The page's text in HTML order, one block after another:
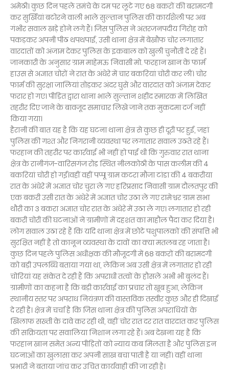
अमेठी। कुछ दिन पहले तमंचे के दम पर लूटे गए 68 बकरों की बरामदगी
कर सुर्खियां बटोरने वाली भाले सुल्तान पुलिस की कार्यशैली पर अब
गंभीर सवाल खड़े होने लगे हैं। जिस पुलिस ने अंतरजनपदीय गिरोह को
पकड़कर अपनी पीठ थपथपाई, उसी थाना क्षेत्र में बेखौफ चोर लगातार
वारदातों को अंजाम देकर पुलिस के इकबाल को खुली चुनौती दे रहे हैं।
जानकारी के अनुसार ग्राम माहेमऊ निवासी मो. फरहान खान के फार्म
हाउस से अज्ञात चोरों ने रात के अंधेरे में चार बकरियां चोरी कर लीं। चोर
फार्म की सुरक्षा जालियां तोड़कर अंदर घुसे और वारदात को अंजाम देकर
फरार हो गए। पीड़ित द्वारा थाना भाले सुल्तान शहीद स्मारक में लिखित
तहरीर दिए जाने के बावजूद समाचार लिखे जाने तक मुकदमा दर्ज नहीं
किया गया।
हैरानी की बात यह है कि यह घटना थाना क्षेत्र से कुछ ही दूरी पर हुई, जहां
पुलिस की गश्त और निगरानी व्यवस्था पर लगातार सवाल उठते रहे हैं।
फरहान की तहरीर पर कार्रवाई भी नहीं हो पाई थी कि गुरुवार रात थाना
क्षेत्र के रानीगंज-वारिसगंज रोड स्थित नीलकोठी के पास कलीम की 4
बकरियां चोरी हो गईं।वहीं वहीं पप्पू ग्राम कटरा मौजा टांडा की 4 बकरीया
रात के अंधेरे में अज्ञात चोर चुरा ले गए हरिप्रसाद निवासी ग्राम दौलतपुर की
एक बकरी उसी रात के अंधेरे में अज्ञात चोर उठा ले गए रामेश्वर ग्राम सभा
थौरी का 3 बकरा अज्ञात चोर रात के अंधेरे में उठा ले गए। लगातार हो रही
बकरी चोरी की घटनाओं ने ग्रामीणों में दहशत का माहौल पैदा कर दिया है।
लोग सवाल उठा रहे हैं कि यदि थाना क्षेत्र में छोटे पशुपालकों की संपत्ति भी
सुरक्षित नहीं है तो कानून व्यवस्था के दावों का क्या मतलब रह जाता है।
कुछ दिन पहले पुलिस अधीक्षक की मौजूदगी में 68 बकरों की बरामदगी
को बड़ी उपलब्धि बताया गया था, लेकिन अब उसी क्षेत्र में लगातार हो रही
चोरियां यह संकेत दे रही हैं कि अपराधी तत्वों के हौसले अभी भी बुलंद हैं।
ग्रामीणों का कहना है कि बड़ी कार्रवाई का प्रचार तो खूब हुआ, लेकिन
स्थानीय स्तर पर अपराध नियंत्रण की वास्तविक तस्वीर कुछ और ही दिखाई
दे रही है। क्षेत्र में चर्चा है कि जिस थाना क्षेत्र की पुलिस अपराधियों के
खिलाफ सख्ती के दावे कर रही थी, वहीं चोर रात दर रात वारदात कर पुलिस
की सक्रियता पर सवालिया निशान लगा रहे हैं। अब देखना यह है कि
फरहान खान समेत अन्य पीड़ितों को न्याय कब मिलता है और पुलिस इन
घटनाओं का खुलासा कर अपनी साख बचा पाती है या नहीं। वहीं थाना
प्रभारी ने बताया जांच कर उचित कार्यवाही की जा रही है।